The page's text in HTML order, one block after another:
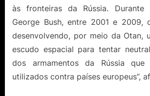
às fronteiras da Rússia.
George Bush, entre 2001 e 2009,
desenvolvendo, por meio da Otan,
escudo espacial para tentar
dos armamentos da Rússia que
utilizados contra países europeus”,